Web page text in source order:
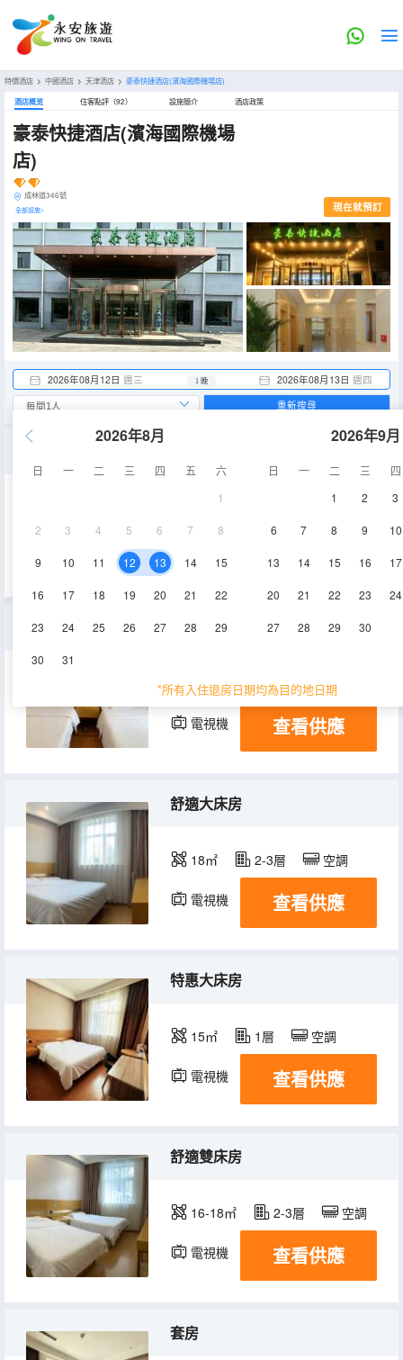
特價酒店 > 中國酒店 > 天津酒店 > 豪泰快捷酒店(濱海國際機場店)
酒店概览 住客點評（92） 設施簡介 酒店政策
豪泰快捷酒店(濱海國際機場
店)
成林道346號
全部設施> 現在就預訂
2026年08月12日 週三 2026年08月13日 週四
1 晚
2026年8月
日 一 二 三 四 五
六
1
2 3 4 5 6 7 8
9 10 11 12 13 14 15
16 17 18 19 20 21 22
23 24 25 26 27 28 29
30 31
2026年9月
日 一 二 三
四
1
2 3
6 7 8 9 10
13 14 15 16 17
20 21 22 23 24
27 28 29 30
*所有入住退房日期均為目的地日期
重新搜尋
15-17㎡ 空調
特惠雙床房
15-18㎡ 1層 空調
電視機 查看供應
舒適大床房
18㎡ 2-3層 空調
電視機 查看供應
特惠大床房
15㎡ 1層 空調
電視機 查看供應
舒適雙床房
16-18㎡ 2-3層 空調
電視機 查看供應
套房